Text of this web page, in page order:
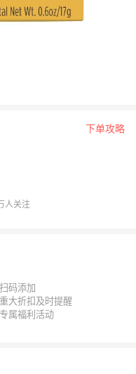
下单攻略
人关注